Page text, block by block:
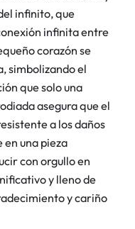
infinito, que
infinita entre
corazón se
simbolizando el
que solo una
asegura que el
a los daños
en una pieza
con orgullo en
y lleno de
y cariño